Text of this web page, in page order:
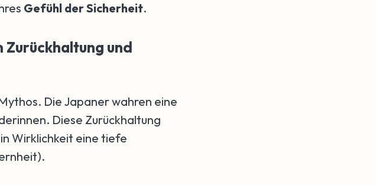
Gefühl der Sicherheit.
Zurückhaltung und
Die Japaner wahren eine
Diese Zurückhaltung
Wirklichkeit eine tiefe